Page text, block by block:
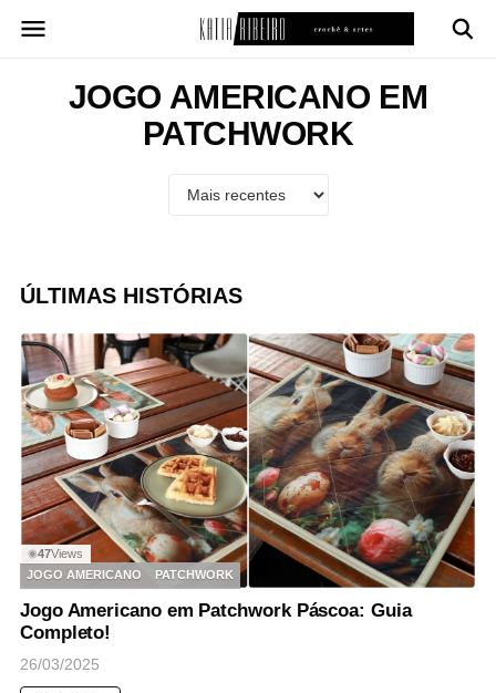
para
JOGO AMERICANO EM
PATCHWORK
ÚLTIMAS HISTÓRIAS
◉47Views
JOGO AMERICANO
PATCHWORK
Jogo Americano em Patchwork Páscoa: Guia
Completo!
26/03/2025